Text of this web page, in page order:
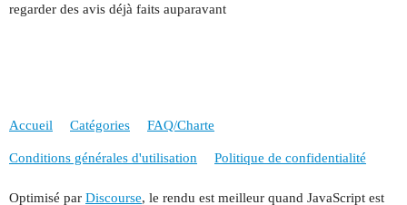
regarder des avis déjà faits auparavant
Accueil Catégories FAQ/Charte
Conditions générales d'utilisation Politique de confidentialité
Optimisé par Discourse, le rendu est meilleur quand JavaScript est